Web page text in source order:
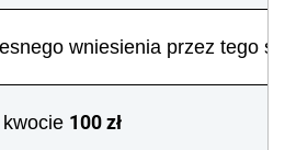
wniesienia przez tego
kwocie 100 zł